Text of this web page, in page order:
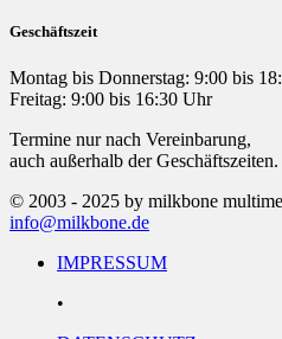
Geschäftszeit
Montag bis Donnerstag: 9:00 bis
Freitag: 9:00 bis 16:30 Uhr
Termine nur nach Vereinbarung,
auch außerhalb der Geschäftszeiten.
© 2003 - 2025 by milkbone
info@milkbone.de
IMPRESSUM
•